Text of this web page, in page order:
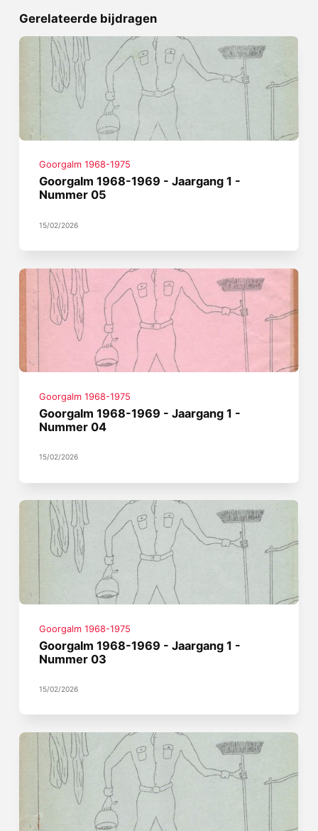
Gerelateerde bijdragen
Goorgalm 1968-1975
Goorgalm 1968-1969 - Jaargang 1 -
Nummer 05
15/02/2026
Goorgalm 1968-1975
Goorgalm 1968-1969 - Jaargang 1 -
Nummer 04
15/02/2026
Goorgalm 1968-1975
Goorgalm 1968-1969 - Jaargang 1 -
Nummer 03
15/02/2026